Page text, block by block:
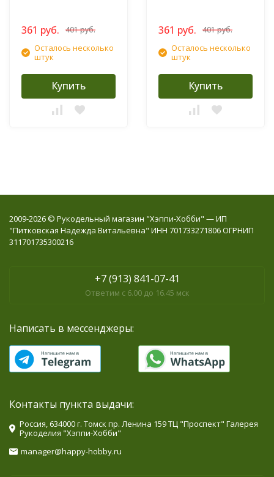
361 руб. 401 руб.
Осталось несколько
штук
Купить
361 руб. 401 руб.
Осталось несколько
штук
Купить
2009-2026 © Рукодельный магазин "Хэппи-Хобби" — ИП
"Питковская Надежда Витальевна" ИНН 701733271806 ОГРНИП
311701735300216
+7 (913) 841-07-41
Ответим с 6.00 до 16.45 мск
Написать в мессенджеры:
Контакты пункта выдачи:
Россия, 634000 г. Томск пр. Ленина 159 ТЦ "Проспект" Галерея
Рукоделия "Хэппи-Хобби"
manager@happy-hobby.ru